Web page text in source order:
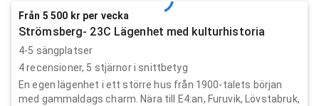
Från 5 500 kr per vecka
Strömsberg- 23C Lägenhet med kulturhistoria
4-5 sängplatser
4recensioner, 5 stjärnor i snittbetyg
En egen lägenhet i ett större hus från 1900-talets början
med gammaldags charm. Nära till E4:an, Furuvik, Lövstabruk,